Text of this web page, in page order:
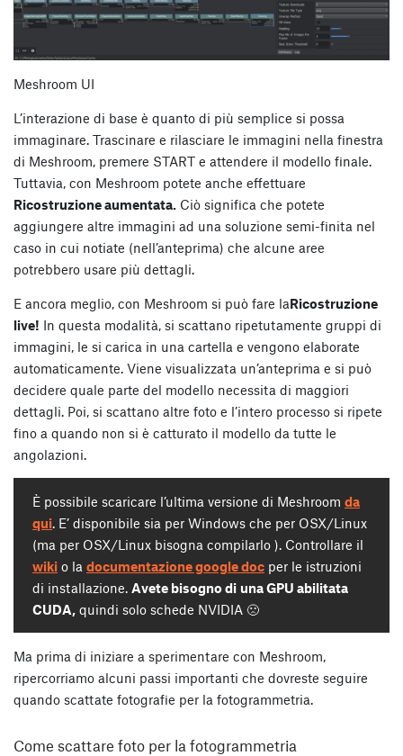
Meshroom UI
L’interazione di base è quanto di più semplice si possa
immaginare. Trascinare e rilasciare le immagini nella finestra
di Meshroom, premere START e attendere il modello finale.
Tuttavia, con Meshroom potete anche effettuare
Ricostruzione aumentata. Ciò significa che potete
aggiungere altre immagini ad una soluzione semi-finita nel
caso in cui notiate (nell’anteprima) che alcune aree
potrebbero usare più dettagli.
E ancora meglio, con Meshroom si può fare laRicostruzione
live! In questa modalità, si scattano ripetutamente gruppi di
immagini, le si carica in una cartella e vengono elaborate
automaticamente. Viene visualizzata un’anteprima e si può
decidere quale parte del modello necessita di maggiori
dettagli. Poi, si scattano altre foto e l’intero processo si ripete
fino a quando non si è catturato il modello da tutte le
angolazioni.
È possibile scaricare l’ultima versione di Meshroom da
qui. E’ disponibile sia per Windows che per OSX/Linux
(ma per OSX/Linux bisogna compilarlo ). Controllare il
wiki o la documentazione google doc per le istruzioni
di installazione. Avete bisogno di una GPU abilitata
CUDA, quindi solo schede NVIDIA 🙁
Ma prima di iniziare a sperimentare con Meshroom,
ripercorriamo alcuni passi importanti che dovreste seguire
quando scattate fotografie per la fotogrammetria.
Come scattare foto per la fotogrammetria